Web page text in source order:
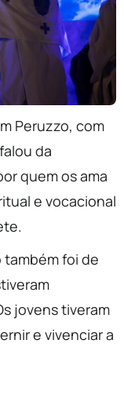
Peruzzo, com
da
quem os ama
e vocacional
foi de
jovens tiveram
e vivenciar a